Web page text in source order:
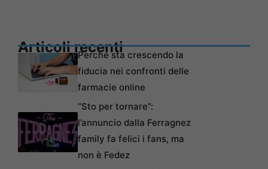
Articoli recentiPerché sta crescendo la
fiducia nei confronti delle
farmacie online
“Sto per tornare”:
l’annuncio dalla Ferragnez
family fa felici i fans, ma
non è Fedez